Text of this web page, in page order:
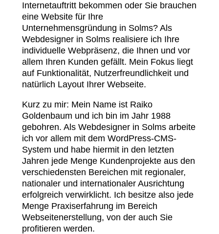
Internetauftritt bekommen oder Sie brauchen
eine Website für Ihre
Unternehmensgründung in Solms? Als
Webdesigner in Solms realisiere ich Ihre
individuelle Webpräsenz, die Ihnen und vor
allem Ihren Kunden gefällt. Mein Fokus liegt
auf Funktionalität, Nutzerfreundlichkeit und
natürlich Layout Ihrer Webseite.
Kurz zu mir: Mein Name ist Raiko
Goldenbaum und ich bin im Jahr 1988
gebohren. Als Webdesigner in Solms arbeite
ich vor allem mit dem WordPress-CMS-
System und habe hiermit in den letzten
Jahren jede Menge Kundenprojekte aus den
verschiedensten Bereichen mit regionaler,
nationaler und internationaler Ausrichtung
erfolgreich verwirklicht. Ich besitze also jede
Menge Praxiserfahrung im Bereich
Webseitenerstellung, von der auch Sie
profitieren werden.